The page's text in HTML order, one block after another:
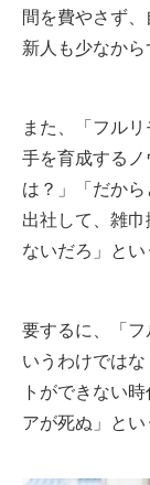
間を費やさず
新人も少なから
また、「フル
手を育成する
は？」「だか
出社して、雑
ないだろ」とい
要するに、「
いうわけでは
トができない
アが死ぬ」とい